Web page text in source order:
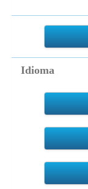
Enviar
artículo
Idioma